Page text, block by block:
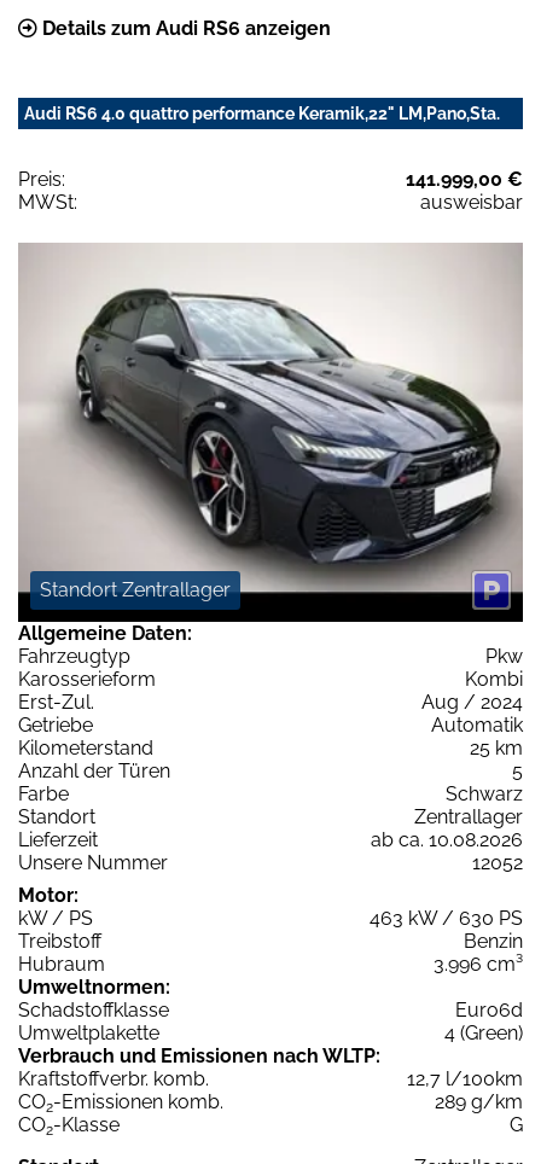
Details zum Audi RS6 anzeigen
Audi RS6 4.0 quattro performance Keramik,22" LM,Pano,Sta.
Preis:
141.999,00 €
MWSt:
ausweisbar
Standort Zentrallager
Allgemeine Daten:
Fahrzeugtyp
Pkw
Karosserieform
Kombi
Erst-Zul.
Aug / 2024
Getriebe
Automatik
Kilometerstand
25 km
Anzahl der Türen
5
Farbe
Schwarz
Standort
Zentrallager
Lieferzeit
ab ca. 10.08.2026
Unsere Nummer
12052
Motor:
kW / PS
463 kW / 630 PS
Treibstoff
Benzin
Hubraum
3.996 cm³
Umweltnormen:
Schadstoffklasse
Euro6d
Umweltplakette
4 (Green)
Verbrauch und Emissionen nach WLTP:
Kraftstoffverbr. komb.
12,7 l/100km
CO2-Emissionen komb.
289 g/km
CO2-Klasse
G